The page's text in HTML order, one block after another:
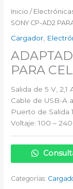
Inicio /
SONY CP-AD2
Cargador,
PARA
Salida de 5 V, 2,1
Cable de USB-A
Puerto de Salida
Voltaje: 100 –
Categorías: